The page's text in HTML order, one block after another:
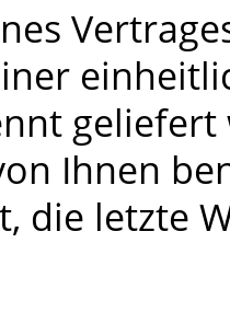
geliefert
Ihnen
die letzte